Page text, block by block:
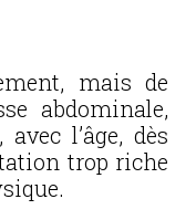
mais de
abdominale,
l’âge, dès
trop riche